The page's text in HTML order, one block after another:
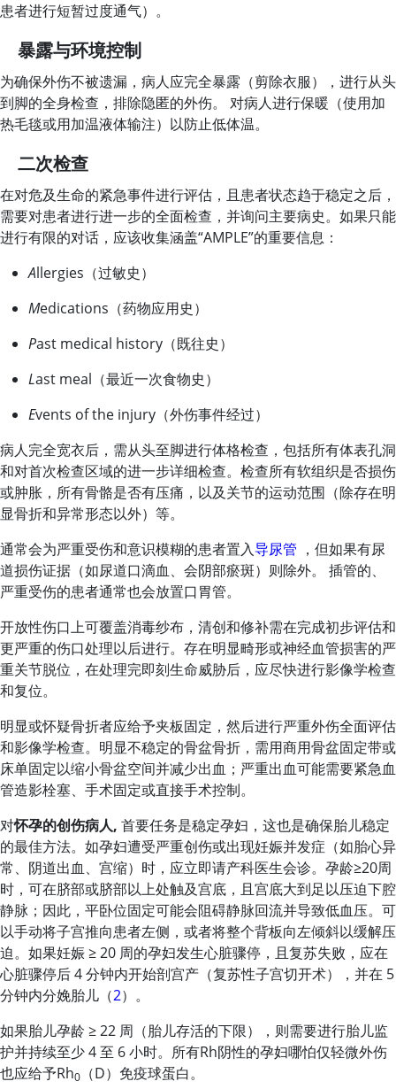
患者进行短暂过度通气）。
暴露与环境控制
为确保外伤不被遗漏，病人应完全暴露（剪除衣服），进行从头
到脚的全身检查，排除隐匿的外伤。 对病人进行保暖（使用加
热毛毯或用加温液体输注）以防止低体温。
二次检查
在对危及生命的紧急事件进行评估，且患者状态趋于稳定之后，
需要对患者进行进一步的全面检查，并询问主要病史。如果只能
进行有限的对话，应该收集涵盖“AMPLE”的重要信息：
Allergies（过敏史）
Medications（药物应用史）
Past medical history（既往史）
Last meal（最近一次食物史）
Events of the injury（外伤事件经过）
病人完全宽衣后，需从头至脚进行体格检查，包括所有体表孔洞
和对首次检查区域的进一步详细检查。检查所有软组织是否损伤
或肿胀，所有骨骼是否有压痛，以及关节的运动范围（除存在明
显骨折和异常形态以外）等。
通常会为严重受伤和意识模糊的患者置入导尿管 ，但如果有尿
道损伤证据（如尿道口滴血、会阴部瘀斑）则除外。 插管的、
严重受伤的患者通常也会放置口胃管。
开放性伤口上可覆盖消毒纱布，清创和修补需在完成初步评估和
更严重的伤口处理以后进行。存在明显畸形或神经血管损害的严
重关节脱位，在处理完即刻生命威胁后，应尽快进行影像学检查
和复位。
明显或怀疑骨折者应给予夹板固定，然后进行严重外伤全面评估
和影像学检查。明显不稳定的骨盆骨折，需用商用骨盆固定带或
床单固定以缩小骨盆空间并减少出血；严重出血可能需要紧急血
管造影栓塞、手术固定或直接手术控制。
对怀孕的创伤病人, 首要任务是稳定孕妇，这也是确保胎儿稳定
的最佳方法。如孕妇遭受严重创伤或出现妊娠并发症（如胎心异
常、阴道出血、宫缩）时，应立即请产科医生会诊。孕龄≥20周
时，可在脐部或脐部以上处触及宫底，且宫底大到足以压迫下腔
静脉；因此，平卧位固定可能会阻碍静脉回流并导致低血压。可
以手动将子宫推向患者左侧，或者将整个背板向左倾斜以缓解压
迫。如果妊娠 ≥ 20 周的孕妇发生心脏骤停，且复苏失败，应在
心脏骤停后 4 分钟内开始剖宫产（复苏性子宫切开术），并在 5
分钟内分娩胎儿（2）。
如果胎儿孕龄 ≥ 22 周（胎儿存活的下限），则需要进行胎儿监
护并持续至少 4 至 6 小时。所有Rh阴性的孕妇哪怕仅轻微外伤
也应给予Rh0 （D）免疫球蛋白。